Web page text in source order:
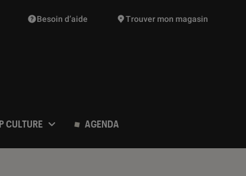
Des suggestions de produits vont vous être proposées
Besoin d’aide Trouver mon magasin
CULTURE AGENDA